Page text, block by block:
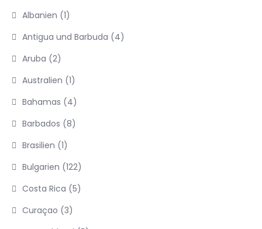
Albanien (1)
Antigua und Barbuda (4)
Aruba (2)
Australien (1)
Bahamas (4)
Barbados (8)
Brasilien (1)
Bulgarien (122)
Costa Rica (5)
Curaçao (3)